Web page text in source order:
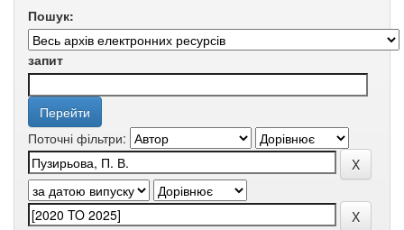
Пошук:
запит
Поточні фільтри: